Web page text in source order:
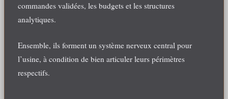
commandes validées, les budgets et les structures
analytiques.
Ensemble, ils forment un système nerveux central pour
l’usine, à condition de bien articuler leurs périmètres
respectifs.